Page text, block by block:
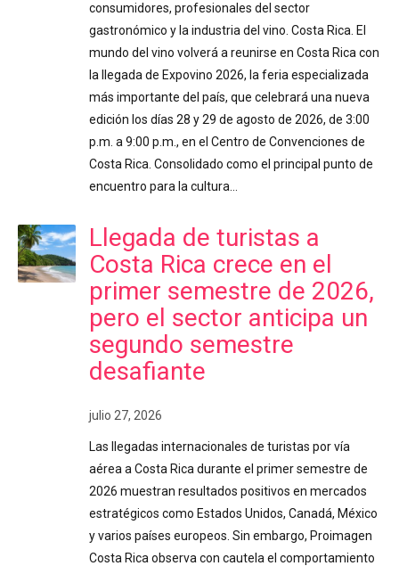
consumidores, profesionales del sector
gastronómico y la industria del vino. Costa Rica. El
mundo del vino volverá a reunirse en Costa Rica con
la llegada de Expovino 2026, la feria especializada
más importante del país, que celebrará una nueva
edición los días 28 y 29 de agosto de 2026, de 3:00
p.m. a 9:00 p.m., en el Centro de Convenciones de
Costa Rica. Consolidado como el principal punto de
encuentro para la cultura…
Llegada de turistas a
Costa Rica crece en el
primer semestre de 2026,
pero el sector anticipa un
segundo semestre
desafiante
julio 27, 2026
Las llegadas internacionales de turistas por vía
aérea a Costa Rica durante el primer semestre de
2026 muestran resultados positivos en mercados
estratégicos como Estados Unidos, Canadá, México
y varios países europeos. Sin embargo, Proimagen
Costa Rica observa con cautela el comportamiento